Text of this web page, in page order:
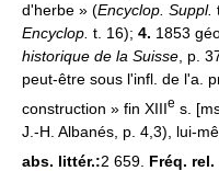
d'herbe » (Encyclop. Suppl.
Encyclop. t. 16); 4. 1853
historique de la Suisse, p.
peut-être sous l'infl. de l'a.
construction » fin XIIIe s.
J.-H. Albanés, p. 4,3), lui-
abs. littér.:2 659. Fréq.